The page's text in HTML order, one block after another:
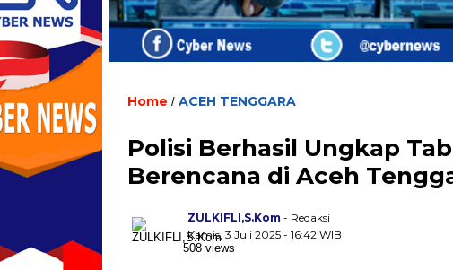
Home / ACEH TENGGARA
Polisi Berhasil Ungkap
Berencana di Aceh
ZULKIFLI,S.Kom - Redaksi
Kamis, 3 Juli 2025 - 16:42 WIB
508 views